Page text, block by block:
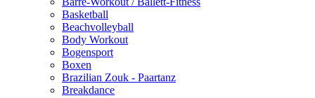
Basketball
Beachvolleyball
Body Workout
Bogensport
Boxen
Brazilian Zouk - Paartanz
Breakdance